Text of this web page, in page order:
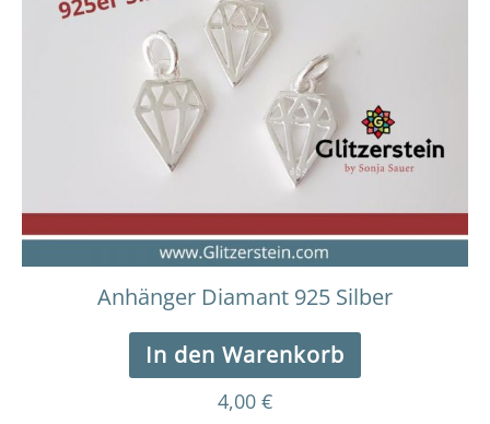
Anhänger Diamant 925 Silber
In den Warenkorb
4,00 €